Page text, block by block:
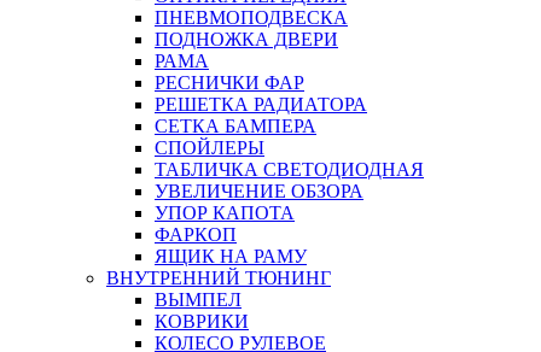
ПНЕВМОПОДВЕСКА
ПОДНОЖКА ДВЕРИ
РАМА
РЕСНИЧКИ ФАР
РЕШЕТКА РАДИАТОРА
СЕТКА БАМПЕРА
СПОЙЛЕРЫ
ТАБЛИЧКА СВЕТОДИОДНАЯ
УВЕЛИЧЕНИЕ ОБЗОРА
УПОР КАПОТА
ФАРКОП
ЯЩИК НА РАМУ
ВНУТРЕННИЙ ТЮНИНГ
ВЫМПЕЛ
КОВРИКИ
КОЛЕСО РУЛЕВОЕ